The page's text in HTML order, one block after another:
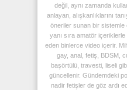
değil, aynı zamanda
anlayan, alışkanlıklarını
öneriler sunan bir sistemle
yanı sıra amatör
eden binlerce video içerir.
gay, anal, fetiş, BDSM,
başörtülü, travesti, liseli
güncellenir. Gündemdeki
nadir fetişler de göz ardı